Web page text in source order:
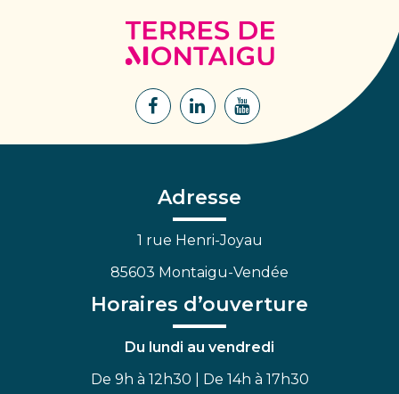
Terres
de
Lien
Facebook
Lien
Linkedin
Lien
Adresse
1 rue Henri-Joyau
85603 Montaigu-Vendée
Horaires d’ouverture
Du lundi au vendredi
De 9h à 12h30 | De 14h à 17h30